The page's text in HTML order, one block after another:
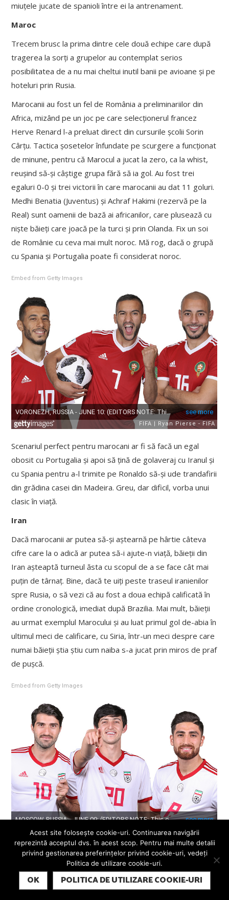
miuțele jucate de spanioli între ei la antrenament.
Maroc
Trecem brusc la prima dintre cele două echipe care după
tragerea la sorți a grupelor au contemplat serios
posibilitatea de a nu mai cheltui inutil banii pe avioane și pe
hoteluri prin Rusia.
Marocanii au fost un fel de România a preliminariilor din
Africa, mizând pe un joc pe care selecționerul francez
Herve Renard l-a preluat direct din cursurile școlii Sorin
Cârțu. Tactica șosetelor înfundate pe scurgere a funcționat
de minune, pentru că Marocul a jucat la zero, ca la whist,
reușind să-și câștige grupa fără să ia gol. Au fost trei
egaluri 0-0 și trei victorii în care marocanii au dat 11 goluri.
Medhi Benatia (Juventus) și Achraf Hakimi (rezervă pe la
Real) sunt oamenii de bază ai africanilor, care plusează cu
niște băieți care joacă pe la turci și prin Olanda. Fix un soi
de Românie cu ceva mai mult noroc. Mă rog, dacă o grupă
cu Spania și Portugalia poate fi considerat noroc.
Embed from Getty Images
Scenariul perfect pentru marocani ar fi să facă un egal
obosit cu Portugalia și apoi să țină de golaveraj cu Iranul și
cu Spania pentru a-l trimite pe Ronaldo să-și ude trandafirii
din grădina casei din Madeira. Greu, dar dificil, vorba unui
clasic în viață.
Iran
Dacă marocanii ar putea să-și aștearnă pe hârtie câteva
cifre care la o adică ar putea să-i ajute-n viață, băieții din
Iran așteaptă turneul ăsta cu scopul de a se face cât mai
puțin de târnaț. Bine, dacă te uiți peste traseul iranienilor
spre Rusia, o să vezi că au fost a doua echipă calificată în
ordine cronologică, imediat după Brazilia. Mai mult, băieții
au urmat exemplul Marocului și au luat primul gol de-abia în
ultimul meci de calificare, cu Siria, într-un meci despre care
numai băieții știa știu cum naiba s-a jucat prin miros de praf
de pușcă.
Embed from Getty Images
Problema e că una e să joci cu Uzbekistan, Siria și Qatar,
alta e să te găsească ăștia la cină și să-ți toarne-n farfurie
până dai pe-afară. Treaba se va lămuri cât de cât în primul
SUBSCRIBE
Acest site folosește cookie-uri. Continuarea navigării
reprezintă acceptul dvs. în acest scop. Pentru mai multe detalii
privind gestionarea preferințelor privind cookie-uri, vedeți
Politica de utilizare cookie-uri.
OK POLITICA DE UTILIZARE COOKIE-URI